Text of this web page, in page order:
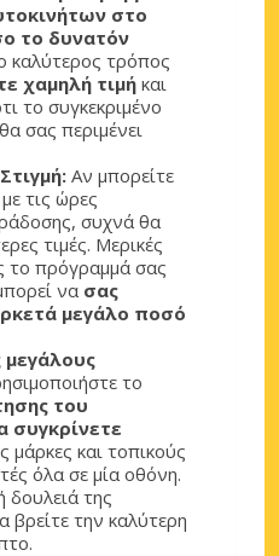
στο
το δυνατόν
καλύτερος τρόπος
χαμηλή τιμή και
το συγκεκριμένο
σας περιμένει
Αν μπορείτε
τις ώρες
συχνά θα
τιμές. Μερικές
το πρόγραμμά σας
να σας
μεγάλο ποσό
μεγάλους
το
του
συγκρίνετε
μάρκες και τοπικούς
όλα σε μία οθόνη.
δουλειά της
βρείτε την καλύτερη